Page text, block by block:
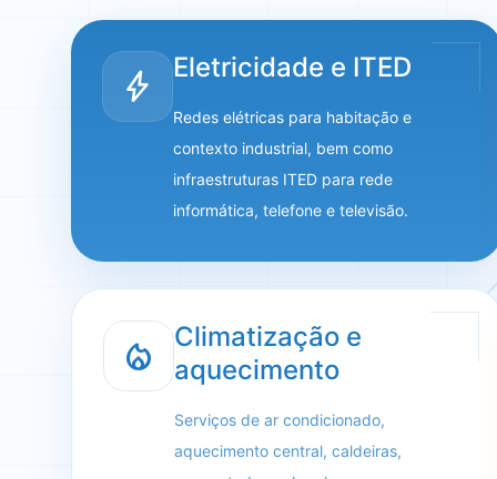
bolt Eletricidade e ITED
Redes elétricas para habitação e
contexto industrial, bem como
infraestruturas ITED para rede
informática, telefone e televisão.
mode_heat
Climatização e
aquecimento
Serviços de ar condicionado,
aquecimento central, caldeiras,